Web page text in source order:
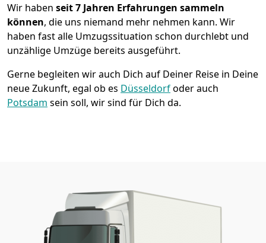
Wir haben seit7 Jahren Erfahrungen sammeln
können, die uns niemand mehr nehmen kann. Wir
haben fast alle Umzugssituation schon durchlebt und
unzählige Umzüge bereits ausgeführt.
Gerne begleiten wir auch Dich auf Deiner Reise in Deine
neue Zukunft, egal ob es Düsseldorfoder auch
Potsdam sein soll, wir sind für Dich da.